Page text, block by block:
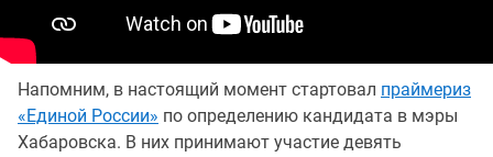
Напомним, в настоящий момент стартовал праймериз
«Единой России» по определению кандидата в мэры
Хабаровска. В них принимают участие девять